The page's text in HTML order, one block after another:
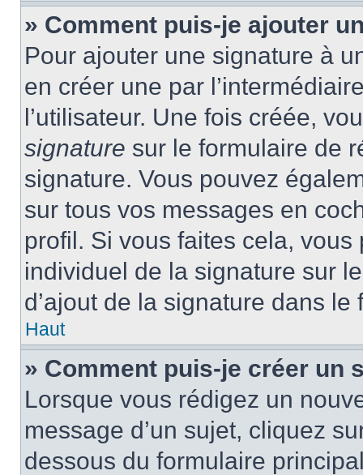
» Comment puis-je ajouter
Pour ajouter une signature à
en créer une par
l’utilisateur. Une fois créée,
signature sur le formulaire de
signature. Vous pouvez
sur tous vos messages en
profil. Si vous faites cela, vous
individuel de la signature sur
d’ajout de la signature dans
Haut
» Comment puis-je créer un
Lorsque vous rédigez un
message d’un sujet, cliquez
dessous du formulaire